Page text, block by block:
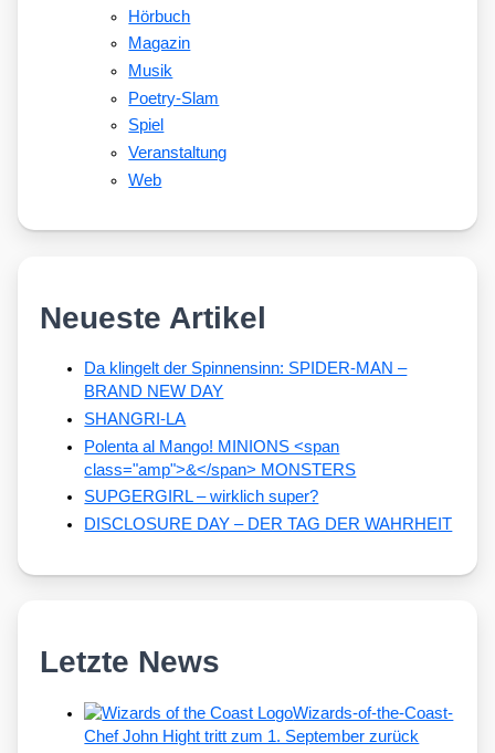
Hörbuch
Magazin
Musik
Poetry-Slam
Spiel
Veranstaltung
Web
Neueste Artikel
Da klingelt der Spinnensinn: SPIDER-MAN –
BRAND NEW DAY
SHANGRI-LA
Polenta al Mango! MINIONS <span
class="amp">&</span> MONSTERS
SUPGERGIRL – wirklich super?
DISCLOSURE DAY – DER TAG DER WAHRHEIT
Letzte News
Wizards-of-the-Coast-
Chef John Hight tritt zum 1. September zurück